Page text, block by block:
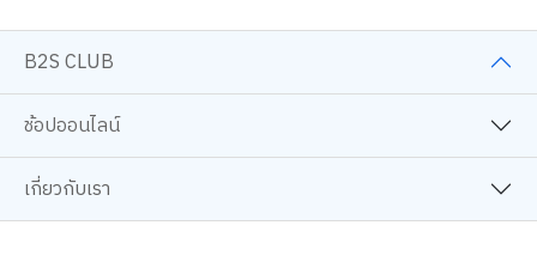
B2S CLUB
ช้อปออนไลน์
เกี่ยวกับเรา